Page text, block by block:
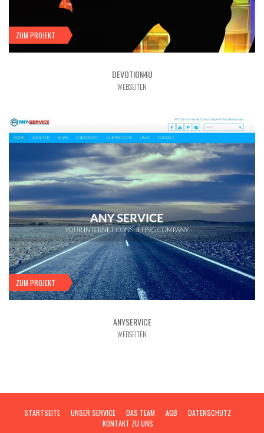
ZUM PROJEKT
DEVOTION4U
WEBSEITEN
ZUM PROJEKT
ANYSERVICE
WEBSEITEN
STARTSEITE UNSER SERVICE DAS TEAM AGB
DATENSCHUTZ
KONTAKT ZU UNS